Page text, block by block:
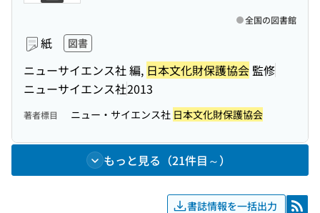
紙 図書
ニューサイエンス社 編, 日本文化財保護協会 監修
ニューサイエンス社2013
全国の図書館
著者標目 ニュー・サイエンス社 日本文化財保護協会
もっと見る（21件目～）
書誌情報を一括出力